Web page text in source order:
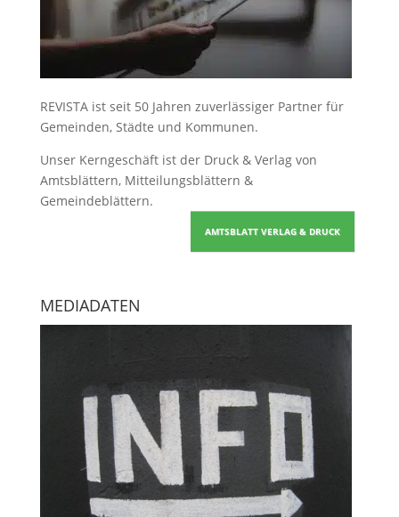
REVISTA ist seit 50 Jahren zuverlässiger Partner für
Gemeinden, Städte und Kommunen.
Unser Kerngeschäft ist der Druck & Verlag von
Amtsblättern, Mitteilungsblättern &
Gemeindeblättern.
AMTSBLATT VERLAG & DRUCK
MEDIADATEN